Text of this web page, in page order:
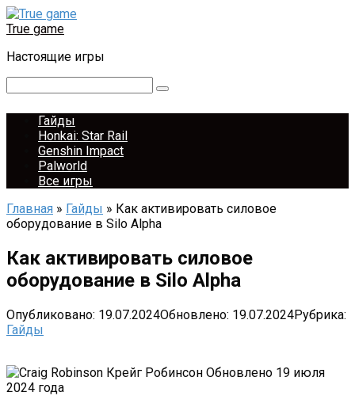
Перейти
к
True game
Настоящие игры
Гайды
Honkai: Star Rail
Genshin Impact
Palworld
Все игры
Главная » Гайды » Как активировать силовое
оборудование в Silo Alpha
Как активировать силовое
оборудование в Silo Alpha
Опубликовано: 19.07.2024Обновлено: 19.07.2024Рубрика:
Гайды
Крейг Робинсон Обновлено 19 июля
2024 года